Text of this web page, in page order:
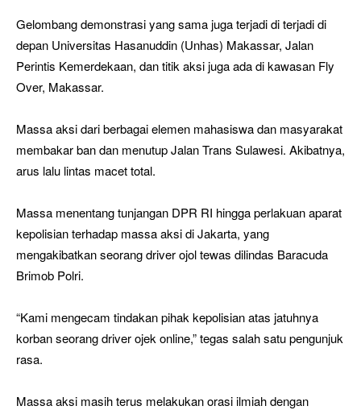
Gelombang demonstrasi yang sama juga terjadi di terjadi di
depan Universitas Hasanuddin (Unhas) Makassar, Jalan
Perintis Kemerdekaan, dan titik aksi juga ada di kawasan Fly
Over, Makassar.
Massa aksi dari berbagai elemen mahasiswa dan masyarakat
membakar ban dan menutup Jalan Trans Sulawesi. Akibatnya,
arus lalu lintas macet total.
Massa menentang tunjangan DPR RI hingga perlakuan aparat
kepolisian terhadap massa aksi di Jakarta, yang
mengakibatkan seorang driver ojol tewas dilindas Baracuda
Brimob Polri.
“Kami mengecam tindakan pihak kepolisian atas jatuhnya
korban seorang driver ojek online,” tegas salah satu pengunjuk
rasa.
Massa aksi masih terus melakukan orasi ilmiah dengan